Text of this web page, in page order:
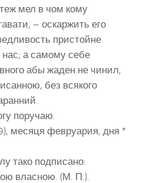
мел в чом кому
– оскаржить его
пристойне
нас; а самому себе
абы жаден не чинил,
без всякого
поручаю.
месяця февруария, дня *
тако подписано:
власною. (М. П.).